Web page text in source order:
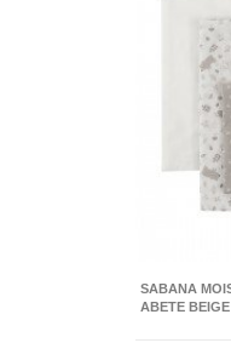
SABANA
ABETE BEIGE